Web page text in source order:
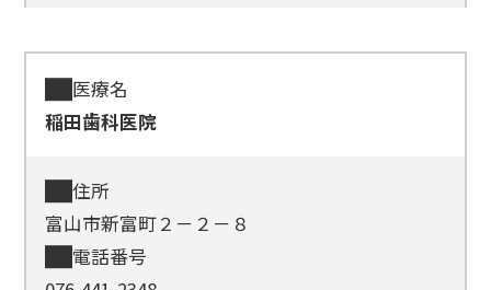
医療名
稲田歯科医院
住所
富山市新富町２－２－８
電話番号